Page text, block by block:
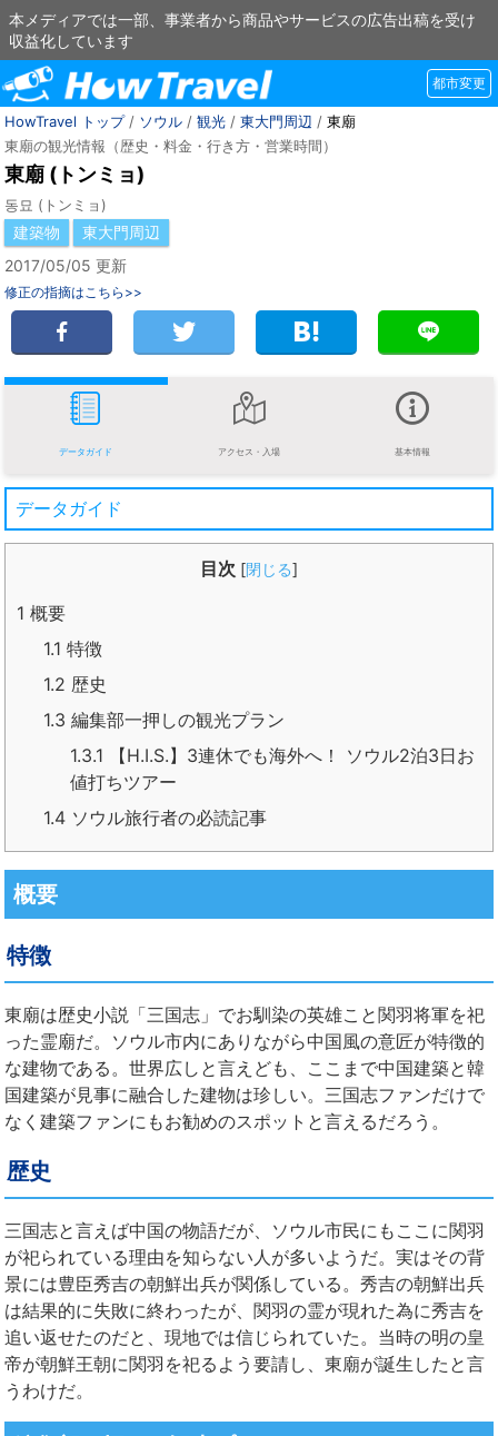
本メディアでは一部、事業者から商品やサービスの広告出稿を受け
収益化しています
都市変更
HowTravel トップ/ ソウル / 観光 / 東大門周辺 / 東廟
東廟の観光情報（歴史・料金・行き方・営業時間）
東廟 (トンミョ)
동묘 (トンミョ)
建築物
東大門周辺
2017/05/05 更新
修正の指摘はこちら>>
データガイド アクセス・入場 基本情報
データガイド
目次 [閉じる]
1 概要
1.1 特徴
1.2 歴史
1.3 編集部一押しの観光プラン
1.3.1 【H.I.S.】3連休でも海外へ！ ソウル2泊3日お
値打ちツアー
1.4 ソウル旅行者の必読記事
概要
特徴
東廟は歴史小説「三国志」でお馴染の英雄こと関羽将軍を祀
った霊廟だ。ソウル市内にありながら中国風の意匠が特徴的
な建物である。世界広しと言えども、ここまで中国建築と韓
国建築が見事に融合した建物は珍しい。三国志ファンだけで
なく建築ファンにもお勧めのスポットと言えるだろう。
歴史
三国志と言えば中国の物語だが、ソウル市民にもここに関羽
が祀られている理由を知らない人が多いようだ。実はその背
景には豊臣秀吉の朝鮮出兵が関係している。秀吉の朝鮮出兵
は結果的に失敗に終わったが、関羽の霊が現れた為に秀吉を
追い返せたのだと、現地では信じられていた。当時の明の皇
帝が朝鮮王朝に関羽を祀るよう要請し、東廟が誕生したと言
うわけだ。